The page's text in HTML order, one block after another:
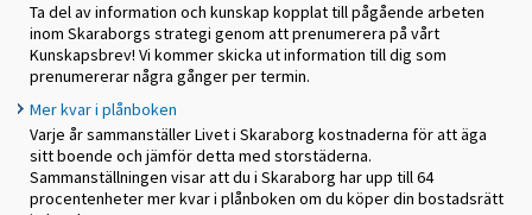
Ta del av information och kunskap kopplat till pågående arbeten
inom Skaraborgs strategi genom att prenumerera på vårt
Kunskapsbrev! Vi kommer skicka ut information till dig som
prenumererar några gånger per termin.
Mer kvar i plånboken
Varje år sammanställer Livet i Skaraborg kostnaderna för att äga
sitt boende och jämför detta med storstäderna.
Sammanställningen visar att du i Skaraborg har upp till 64
procentenheter mer kvar i plånboken om du köper din bostadsrätt